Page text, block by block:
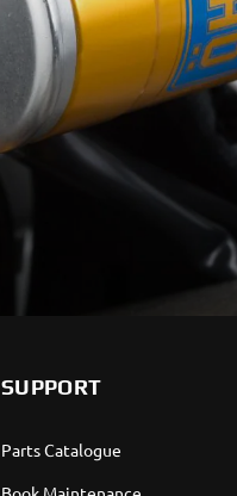
SUPPORT
Parts Catalogue